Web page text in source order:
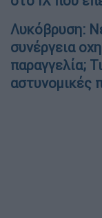
Λυκόβρυση:
συνέργεια
παραγγελία;
αστυνομικές